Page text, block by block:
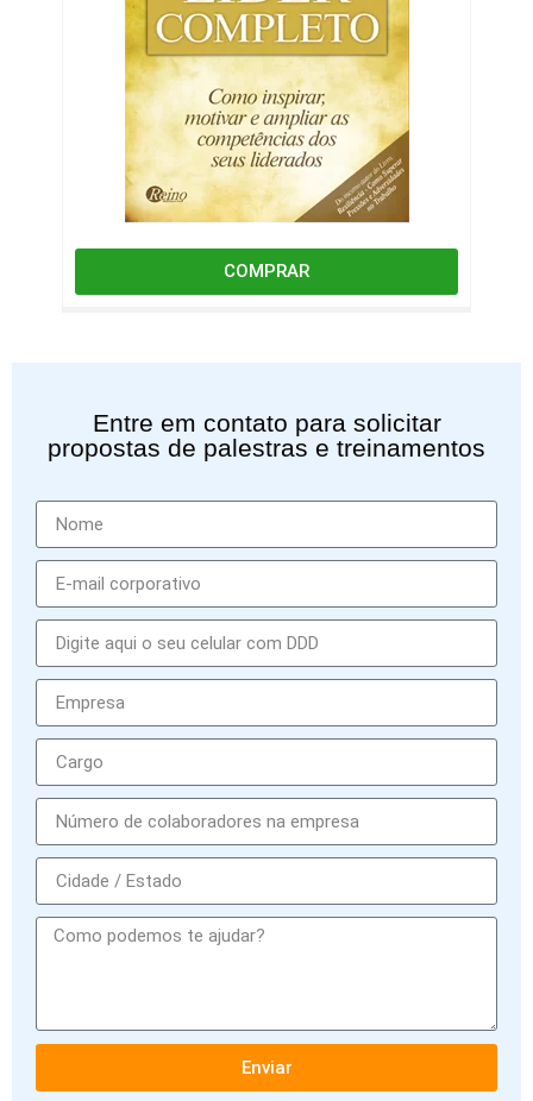
COMPRAR
Entre em contato para solicitar
propostas de palestras e treinamentos
Enviar